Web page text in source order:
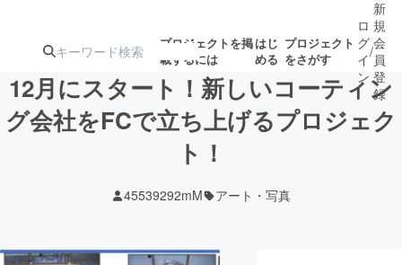
プロジェクトを掲
載するには
はじ
める
プロジェクト
をさがす
注目の新着プロ
ロ
グ
イ
ン
/
新
規
会
員
登
録
12月にスタート！新しいコーティン
グ会社をFCで立ち上げるプロジェク
ト！
45539292mM アート・写真